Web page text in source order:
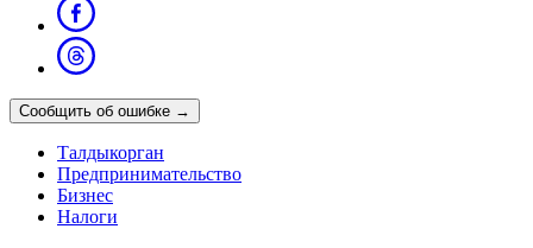
Сообщить об ошибке →
Талдыкорган
Предпринимательство
Бизнес
Налоги